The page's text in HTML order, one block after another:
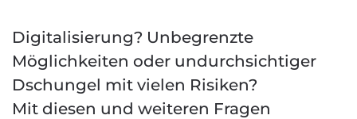
Digitalisierung? Unbegrenzte
Möglichkeiten oder undurchsichtiger
Dschungel mit vielen Risiken?
Mit diesen und weiteren Fragen